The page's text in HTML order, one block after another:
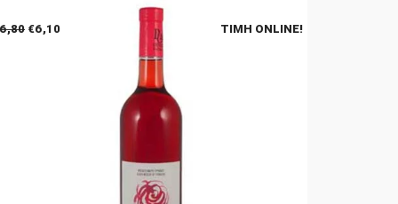
6,80 Original
€6,10Η
ΤΙΜΉ ONLINE!